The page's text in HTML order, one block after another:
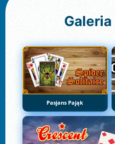
Galeria
Pasjans Pająk